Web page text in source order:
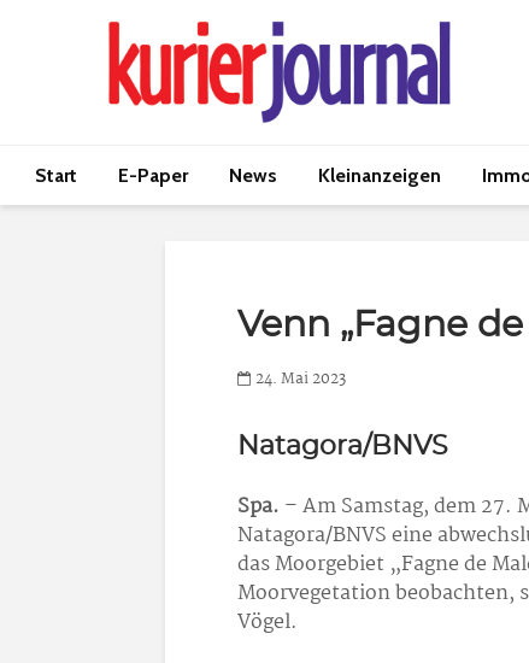
Start E-Paper News Kleinanzeigen
Venn „Fagne
24. Mai 2023
Natagora/BNVS
Spa. – Am Samstag, dem 27.
Natagora/BNVS eine
das Moorgebiet „Fagne de
Moorvegetation beobachten,
Vögel.